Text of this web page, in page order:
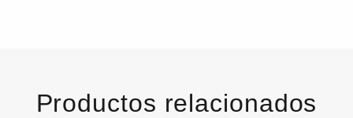
Productos relacionados